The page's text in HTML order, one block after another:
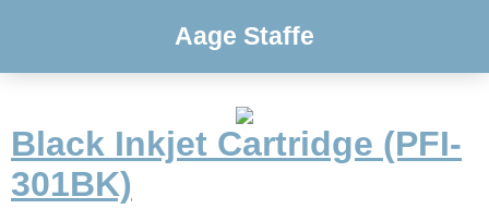
Aage Staffe
Black Inkjet Cartridge (PFI-
301BK)